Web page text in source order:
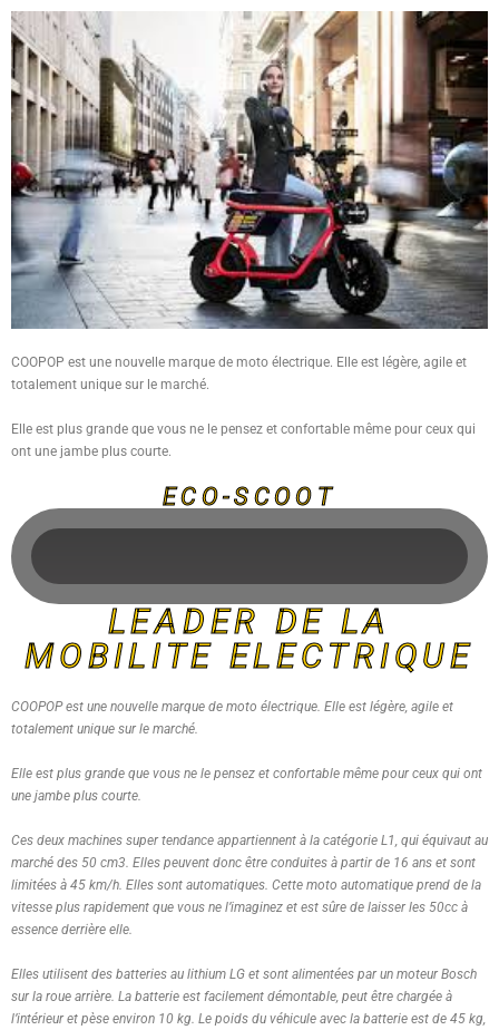
COOPOP est une nouvelle marque de moto électrique. Elle est légère, agile et
totalement unique sur le marché.
Elle est plus grande que vous ne le pensez et confortable même pour ceux qui
ont une jambe plus courte.
ECO-SCOOT
LEADER DE LA
MOBILITE ELECTRIQUE
COOPOP est une nouvelle marque de moto électrique. Elle est légère, agile et
totalement unique sur le marché.
Elle est plus grande que vous ne le pensez et confortable même pour ceux qui ont
une jambe plus courte.
Ces deux machines super tendance appartiennent à la catégorie L1, qui équivaut au
marché des 50 cm3. Elles peuvent donc être conduites à partir de 16 ans et sont
limitées à 45 km/h. Elles sont automatiques. Cette moto automatique prend de la
vitesse plus rapidement que vous ne l’imaginez et est sûre de laisser les 50cc à
essence derrière elle.
Elles utilisent des batteries au lithium LG et sont alimentées par un moteur Bosch
sur la roue arrière. La batterie est facilement démontable, peut être chargée à
l’intérieur et pèse environ 10 kg. Le poids du véhicule avec la batterie est de 45 kg,